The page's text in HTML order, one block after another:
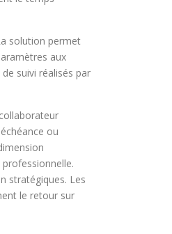
solution permet
aux
suivi réalisés par
ou
stratégiques. Les
le retour sur